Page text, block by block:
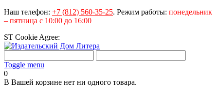
Наш телефон: +7 (812) 560-35-25. Режим работы: понедельник
– пятница с 10:00 до 16:00
ST Cookie Agree:
Toggle menu
0
В Вашей корзине нет ни одного товара.